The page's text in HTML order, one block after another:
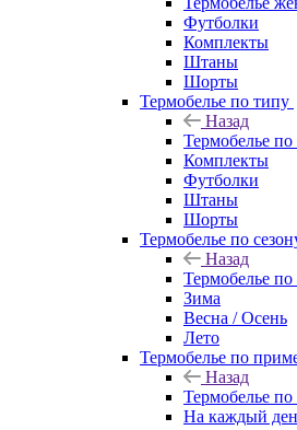
Футболки
Комплекты
Штаны
Шорты
Термобелье по типу
Назад
Термобелье
Комплекты
Футболки
Штаны
Шорты
Термобелье по
Назад
Термобелье по
Зима
Весна / Осень
Лето
Термобелье по
Назад
Термобелье
На каждый